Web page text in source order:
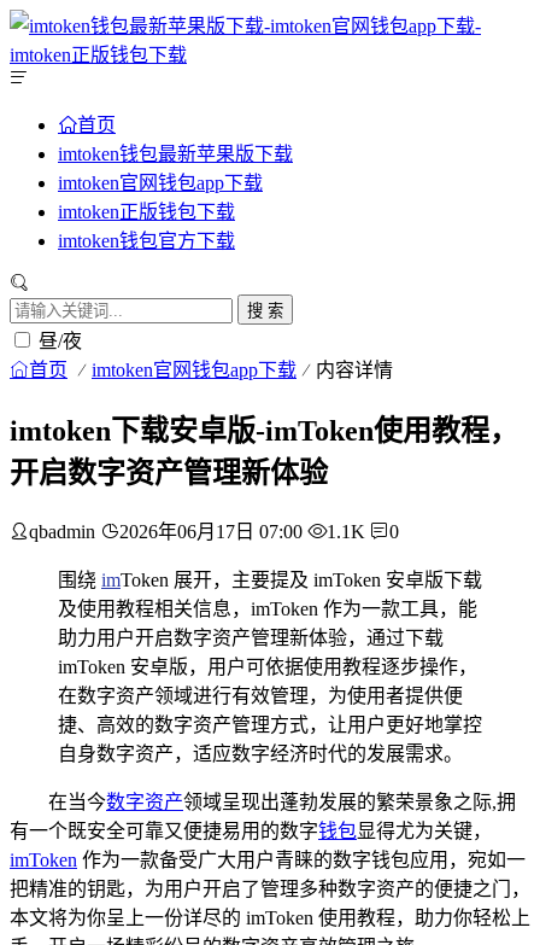
首页
imtoken钱包最新苹果版下载
imtoken官网钱包app下载
imtoken正版钱包下载
imtoken钱包官方下载
搜 索
昼/夜
首页 imtoken官网钱包app下载 内容详情
imtoken下载安卓版-imToken使用教程，
开启数字资产管理新体验
qbadmin 2026年06月17日 07:00 1.1K 0
围绕 imToken 展开，主要提及 imToken 安卓版下载
及使用教程相关信息，imToken 作为一款工具，能
助力用户开启数字资产管理新体验，通过下载
imToken 安卓版，用户可依据使用教程逐步操作，
在数字资产领域进行有效管理，为使用者提供便
捷、高效的数字资产管理方式，让用户更好地掌控
自身数字资产，适应数字经济时代的发展需求。
在当今数字资产领域呈现出蓬勃发展的繁荣景象之际,拥
有一个既安全可靠又便捷易用的数字钱包显得尤为关键，
imToken 作为一款备受广大用户青睐的数字钱包应用，宛如一
把精准的钥匙，为用户开启了管理多种数字资产的便捷之门，
本文将为你呈上一份详尽的 imToken 使用教程，助力你轻松上